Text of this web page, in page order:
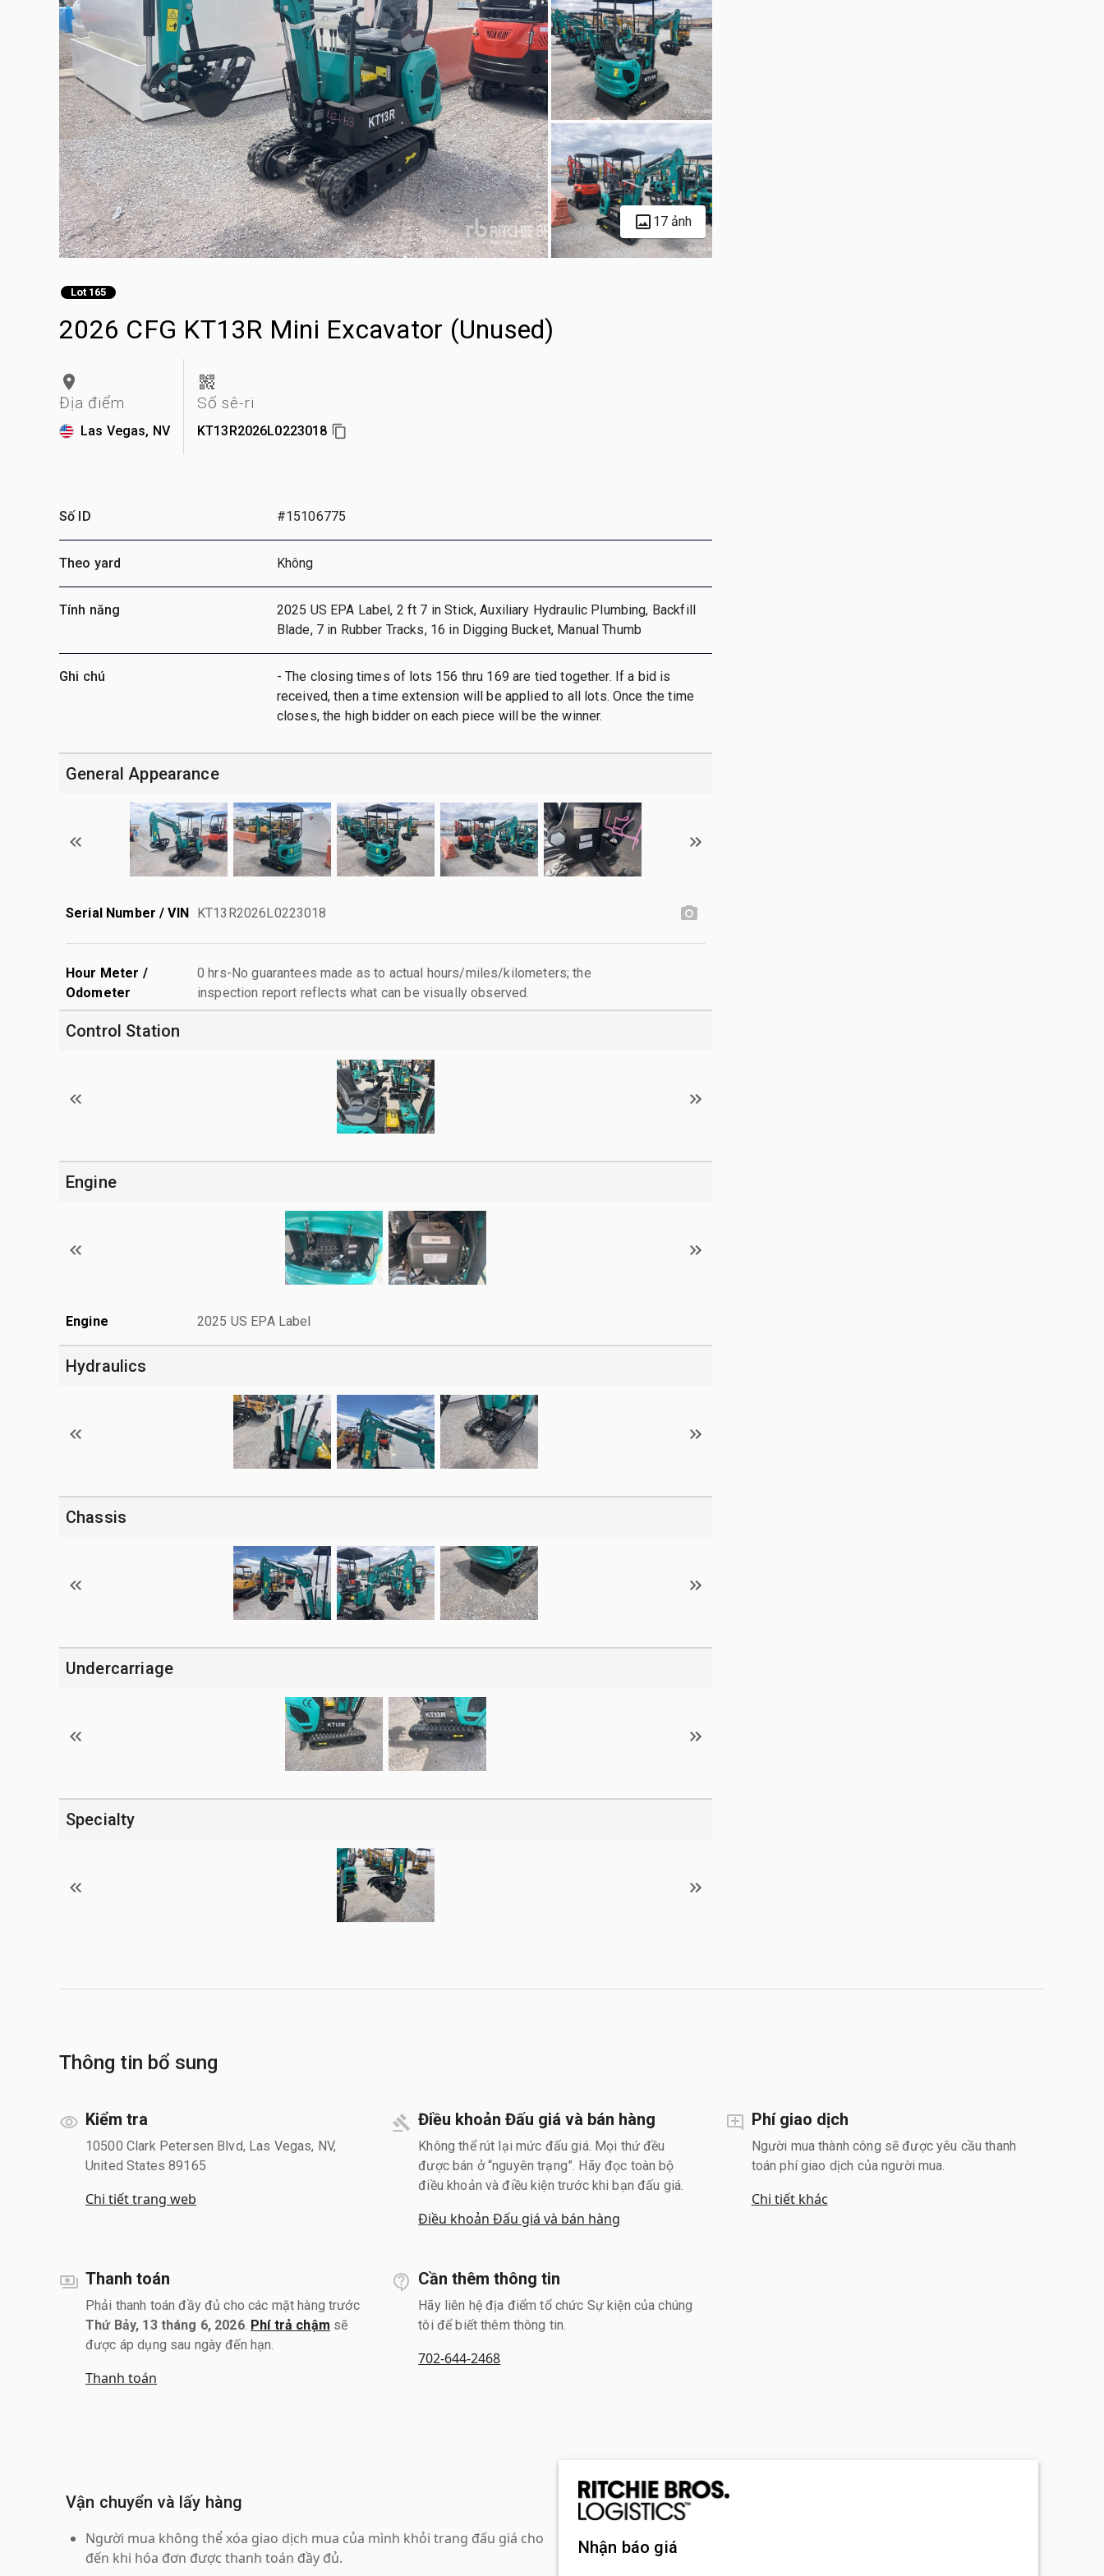
17 ảnh
Lot 165
2026 CFG KT13R Mini Excavator (Unused)
Địa điểm
Las Vegas, NV
Số sê-ri
KT13R2026L0223018
Số ID #15106775
Theo yard Không
Tính năng
2025 US EPA Label, 2 ft 7 in Stick, Auxiliary Hydraulic Plumbing, Backfill
Blade, 7 in Rubber Tracks, 16 in Digging Bucket, Manual Thumb
Ghi chú
- The closing times of lots 156 thru 169 are tied together. If a bid is
received, then a time extension will be applied to all lots. Once the time
closes, the high bidder on each piece will be the winner.
General Appearance
Serial Number / VIN KT13R2026L0223018
Hour Meter /
Odometer
0 hrs-No guarantees made as to actual hours/miles/kilometers; the
inspection report reflects what can be visually observed.
Control Station
Engine
Engine 2025 US EPA Label
Hydraulics
Chassis
Undercarriage
Specialty
Thông tin bổ sung
Kiểm tra
10500 Clark Petersen Blvd, Las Vegas, NV,
United States 89165
Chi tiết trang web
Điều khoản Đấu giá và bán hàng
Không thể rút lại mức đấu giá. Mọi thứ đều
được bán ở “nguyên trạng”. Hãy đọc toàn bộ
điều khoản và điều kiện trước khi bạn đấu giá.
Điều khoản Đấu giá và bán hàng
Phí giao dịch
Người mua thành công sẽ được yêu cầu thanh
toán phí giao dịch của người mua.
Chi tiết khác
Thanh toán
Phải thanh toán đầy đủ cho các mặt hàng trước
Thứ Bảy, 13 tháng 6, 2026. Phí trả chậm sẽ
được áp dụng sau ngày đến hạn.
Thanh toán
Cần thêm thông tin
Hãy liên hệ địa điểm tổ chức Sự kiện của chúng
tôi để biết thêm thông tin.
702-644-2468
Vận chuyển và lấy hàng
Người mua không thể xóa giao dịch mua của mình khỏi trang đấu giá cho
đến khi hóa đơn được thanh toán đầy đủ.
Nhận báo giá